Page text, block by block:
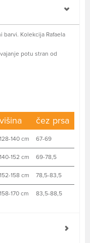
barvi. Kolekcija Rafaela
potu stran od
višina čez prsa
128-140 cm 67-69
140-152 cm 69-78,5
152-158 cm 78,5-83,5
158-170 cm 83,5-88,5